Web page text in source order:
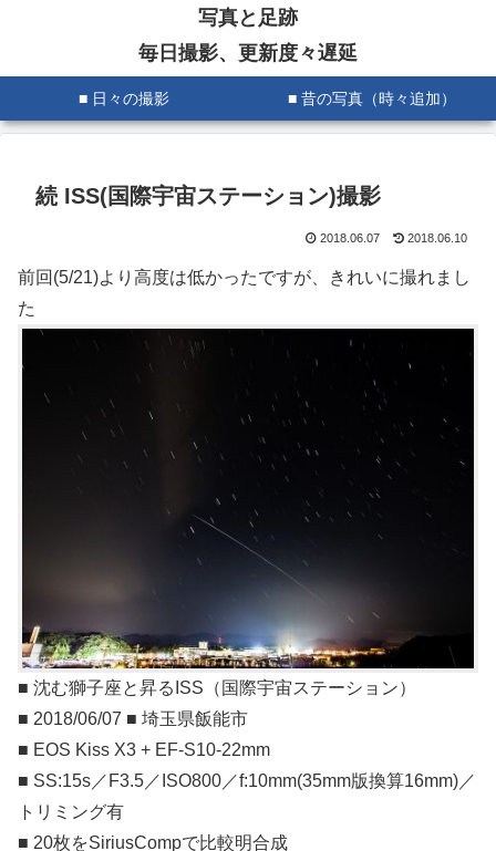
写真と足跡
毎日撮影、更新度々遅延
■ 日々の撮影 ■ 昔の写真（時々追加）
続 ISS(国際宇宙ステーション)撮影
2018.06.07 2018.06.10
前回(5/21)より高度は低かったですが、きれいに撮れまし
た
■ 沈む獅子座と昇るISS（国際宇宙ステーション）
■ 2018/06/07 ■ 埼玉県飯能市
■ EOS Kiss X3 + EF-S10-22mm
■ SS:15s／F3.5／ISO800／f:10mm(35mm版換算16mm)／
トリミング有
■ 20枚をSiriusCompで比較明合成